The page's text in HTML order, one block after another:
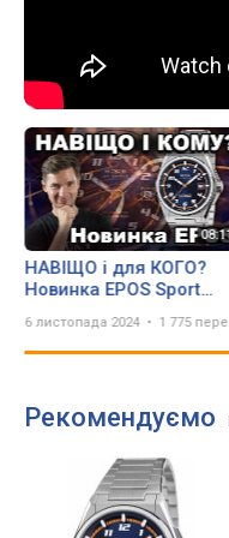
НАВІЩО і для КОГО?
Новинка EPOS Sport
6 листопада 2024 1 775
Рекомендуємо